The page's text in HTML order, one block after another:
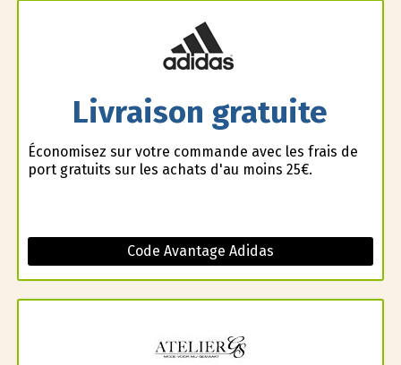
Livraison gratuite
Économisez sur votre commande avec les frais de
port gratuits sur les achats d'au moins 25€.
Code Avantage Adidas